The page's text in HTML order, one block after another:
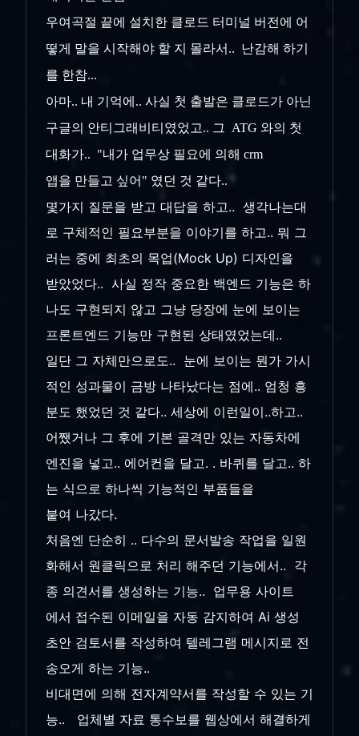
우여곡절 끝에 설치한 클로드 터미널 버전에 어
떻게 말을 시작해야 할 지 몰라서.. 난감해 하기
를 한참...
아마.. 내 기억에.. 사실 첫 출발은 클로드가 아닌
구글의 안티그래비티였었고.. 그 ATG 와의 첫
대화가.. "내가 업무상 필요에 의해 crm
앱을 만들고 싶어" 였던 것 같다..
몇가지 질문을 받고 대답을 하고.. 생각나는대
로 구체적인 필요부분을 이야기를 하고.. 뭐 그
러는 중에 최초의 목업(Mock Up) 디자인을
받았었다.. 사실 정작 중요한 백엔드 기능은 하
나도 구현되지 않고 그냥 당장에 눈에 보이는
프론트엔드 기능만 구현된 상태였었는데..
일단 그 자체만으로도.. 눈에 보이는 뭔가 가시
적인 성과물이 금방 나타났다는 점에.. 엄청 흥
분도 했었던 것 같다.. 세상에 이런일이..하고..
어쨌거나 그 후에 기본 골격만 있는 자동차에
엔진을 넣고.. 에어컨을 달고. . 바퀴를 달고.. 하
는 식으로 하나씩 기능적인 부품들을
붙여 나갔다.
처음엔 단순히 .. 다수의 문서발송 작업을 일원
화해서 원클릭으로 처리 해주던 기능에서.. 각
종 의견서를 생성하는 기능.. 업무용 사이트
에서 접수된 이메일을 자동 감지하여 Ai 생성
초안 검토서를 작성하여 텔레그램 메시지로 전
송오게 하는 기능..
비대면에 의해 전자계약서를 작성할 수 있는 기
능.. 업체별 자료 통수보를 웹상에서 해결하게